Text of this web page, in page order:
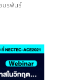
มรพันธ์